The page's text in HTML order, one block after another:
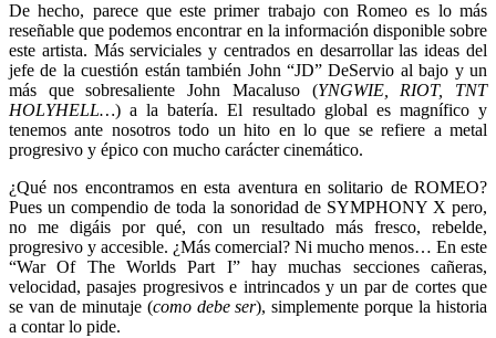
De hecho, parece que este primer trabajo con Romeo es lo más
reseñable que podemos encontrar en la información disponible sobre
este artista. Más serviciales y centrados en desarrollar las ideas del
jefe de la cuestión están también John “JD” DeServio al bajo y un
más que sobresaliente John Macaluso (YNGWIE, RIOT, TNT
HOLYHELL…) a la batería. El resultado global es magnífico y
tenemos ante nosotros todo un hito en lo que se refiere a metal
progresivo y épico con mucho carácter cinemático.
¿Qué nos encontramos en esta aventura en solitario de ROMEO?
Pues un compendio de toda la sonoridad de SYMPHONY X pero,
no me digáis por qué, con un resultado más fresco, rebelde,
progresivo y accesible. ¿Más comercial? Ni mucho menos… En este
“War Of The Worlds Part I” hay muchas secciones cañeras,
velocidad, pasajes progresivos e intrincados y un par de cortes que
se van de minutaje (como debe ser), simplemente porque la historia
a contar lo pide.